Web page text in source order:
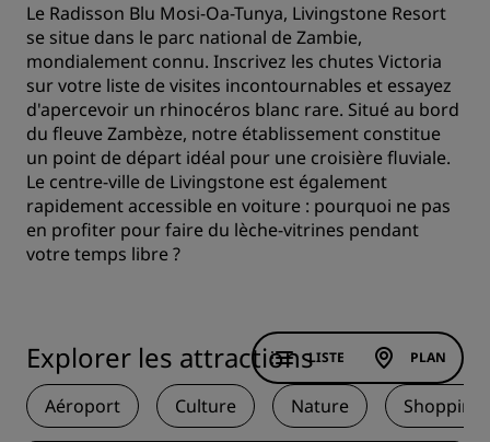
Le Radisson Blu Mosi-Oa-Tunya, Livingstone Resort
se situe dans le parc national de Zambie,
mondialement connu. Inscrivez les chutes Victoria
sur votre liste de visites incontournables et essayez
d'apercevoir un rhinocéros blanc rare. Situé au bord
du fleuve Zambèze, notre établissement constitue
un point de départ idéal pour une croisière fluviale.
Le centre-ville de Livingstone est également
rapidement accessible en voiture : pourquoi ne pas
en profiter pour faire du lèche-vitrines pendant
votre temps libre ?
Explorer les attractions
Aéroport Culture Nature Shopping
LISTE PLAN